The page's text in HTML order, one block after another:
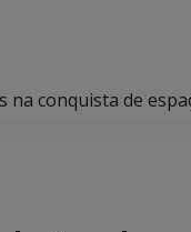
conquista de